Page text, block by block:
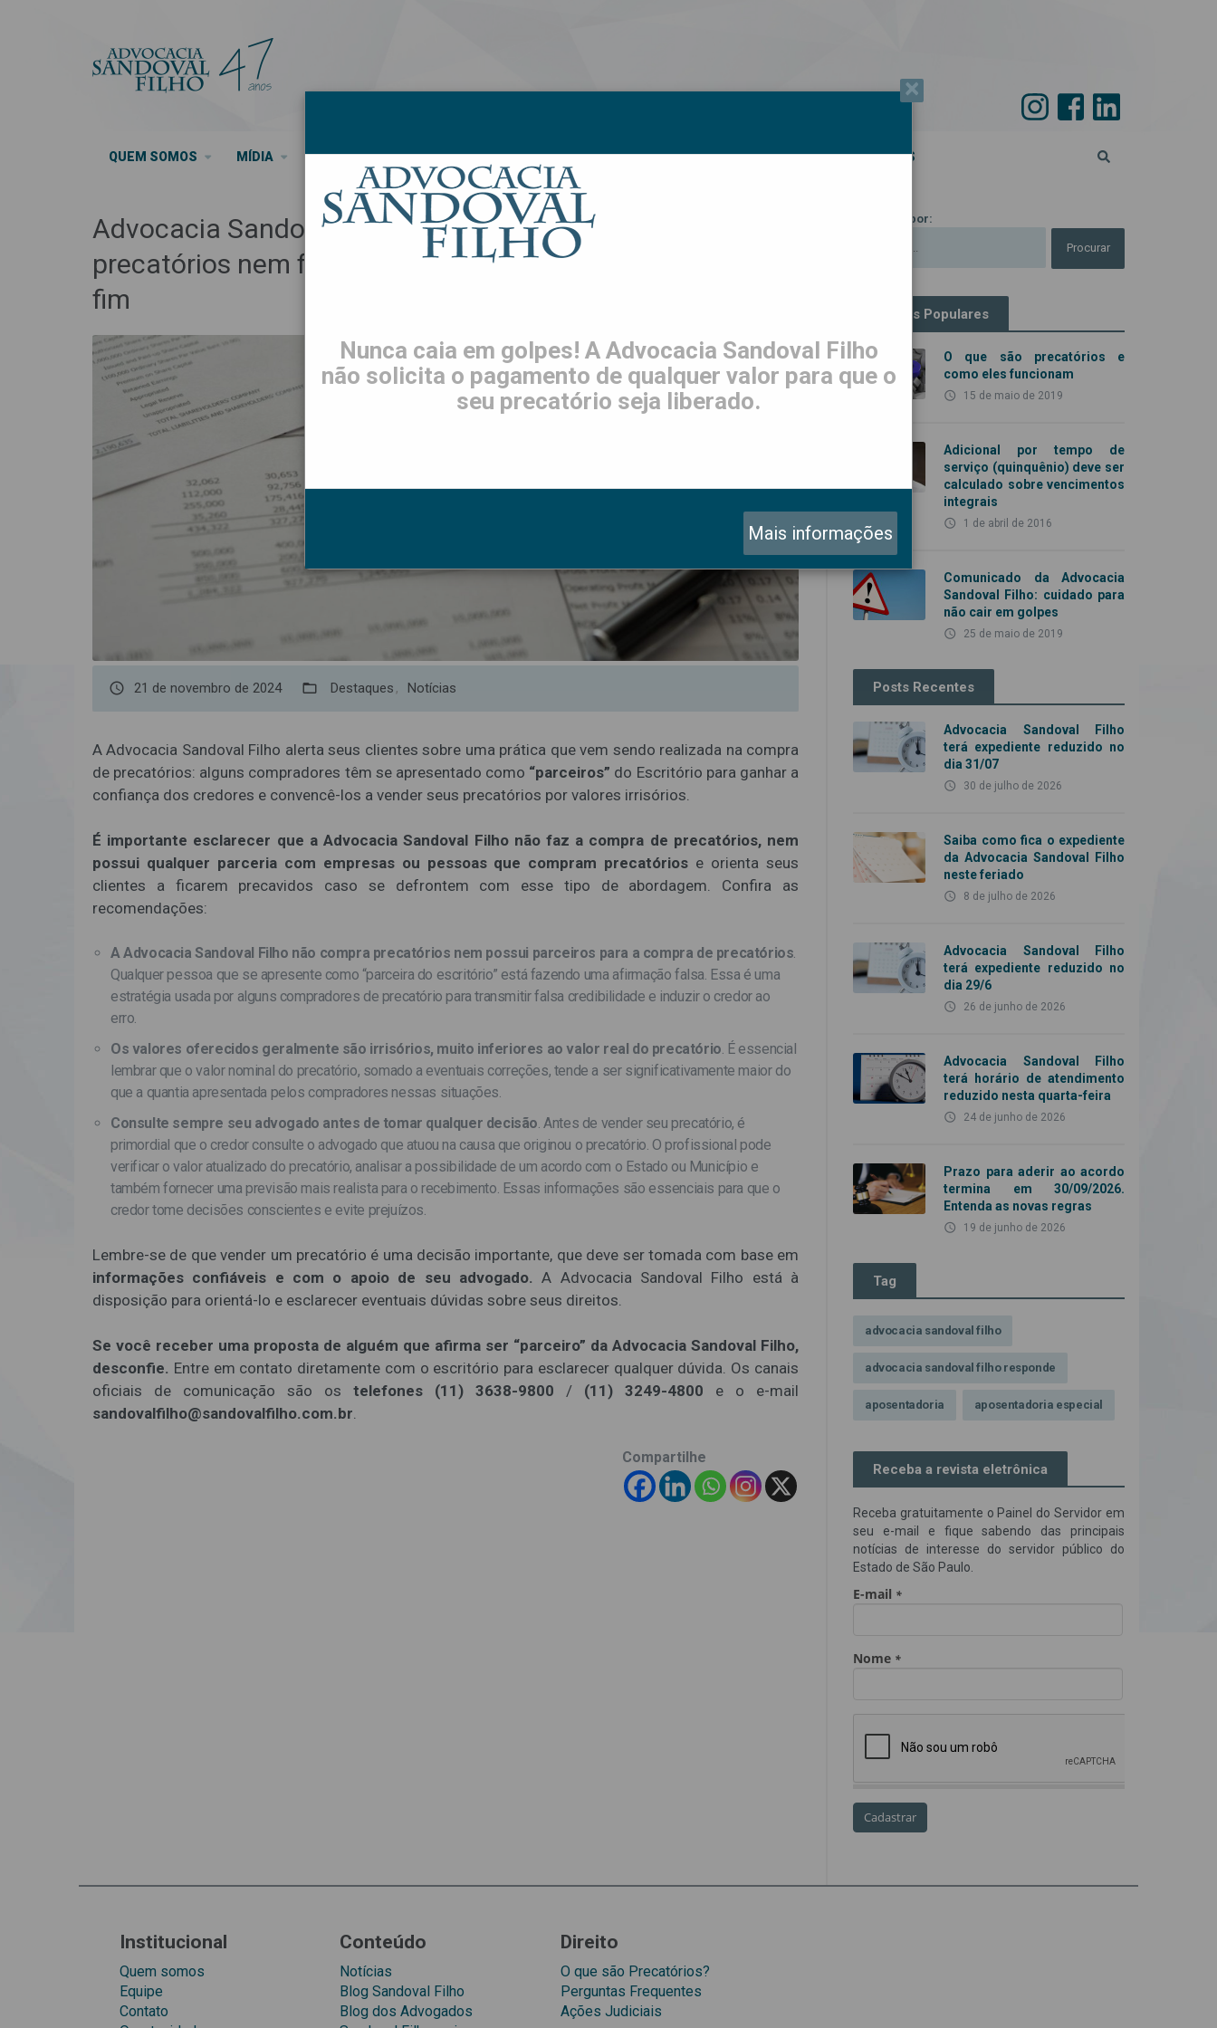
QUEM SOMOS MÍDIA SEUS DIREITOS LGPD TRABALHE CONOSCO CONTATO ESPECIAL 45 ANOS
Advocacia Sandoval Filho informa que não compra
precatórios nem faz parcerias com empresas para esse
fim
access_time 21 de novembro de 2024 folder_open Destaques Notícias
A Advocacia Sandoval Filho alerta seus clientes sobre uma prática que vem sendo realizada na compra
de precatórios: alguns compradores têm se apresentado como “parceiros” do Escritório para ganhar a
confiança dos credores e convencê-los a vender seus precatórios por valores irrisórios.
É importante esclarecer que a Advocacia Sandoval Filho não faz a compra de precatórios, nem
possui qualquer parceria com empresas ou pessoas que compram precatórios e orienta seus
clientes a ficarem precavidos caso se defrontem com esse tipo de abordagem. Confira as
recomendações:
A Advocacia Sandoval Filho não compra precatórios nem possui parceiros para a compra de precatórios.
Qualquer pessoa que se apresente como “parceira do escritório” está fazendo uma afirmação falsa. Essa é uma
estratégia usada por alguns compradores de precatório para transmitir falsa credibilidade e induzir o credor ao
erro.
Os valores oferecidos geralmente são irrisórios, muito inferiores ao valor real do precatório. É essencial
lembrar que o valor nominal do precatório, somado a eventuais correções, tende a ser significativamente maior do
que a quantia apresentada pelos compradores nessas situações.
Consulte sempre seu advogado antes de tomar qualquer decisão. Antes de vender seu precatório, é
primordial que o credor consulte o advogado que atuou na causa que originou o precatório. O profissional pode
verificar o valor atualizado do precatório, analisar a possibilidade de um acordo com o Estado ou Município e
também fornecer uma previsão mais realista para o recebimento. Essas informações são essenciais para que o
credor tome decisões conscientes e evite prejuízos.
Lembre-se de que vender um precatório é uma decisão importante, que deve ser tomada com base em
informações confiáveis e com o apoio de seu advogado. A Advocacia Sandoval Filho está à
disposição para orientá-lo e esclarecer eventuais dúvidas sobre seus direitos.
Se você receber uma proposta de alguém que afirma ser “parceiro” da Advocacia Sandoval Filho,
desconfie. Entre em contato diretamente com o escritório para esclarecer qualquer dúvida. Os canais
oficiais de comunicação são os telefones (11) 3638-9800 / (11) 3249-4800 e o e-mail
sandovalfilho@sandovalfilho.com.br
Compartilhe
Procurar por:
Artigos Populares
O que são precatórios e
como eles funcionam
access_time 15 de maio de 2019
Adicional por tempo de
serviço (quinquênio) deve ser
calculado sobre vencimentos
integrais
access_time 1 de abril de 2016
Comunicado da Advocacia
Sandoval Filho: cuidado para
não cair em golpes
access_time 25 de maio de 2019
Posts Recentes
Advocacia Sandoval Filho
terá expediente reduzido no
dia 31/07
access_time 30 de julho de 2026
Saiba como fica o expediente
da Advocacia Sandoval Filho
neste feriado
access_time 8 de julho de 2026
Advocacia Sandoval Filho
terá expediente reduzido no
dia 29/6
access_time 26 de junho de 2026
Advocacia Sandoval Filho
terá horário de atendimento
reduzido nesta quarta-feira
access_time 24 de junho de 2026
Prazo para aderir ao acordo
termina em 30/09/2026.
Entenda as novas regras
access_time 19 de junho de 2026
Tag
advocacia sandoval filho
advocacia sandoval filho responde
aposentadoria aposentadoria especial
Campanha contra assédio ilegal
Campanha da OAB SP CNJ
Comissão de Precatórios da OAB SP
credores prioritários
Dia dos Professores
golpe do precatório
golpes a credores
Messias Falleiros OAB SP OPV
Receba a revista eletrônica
Receba gratuitamente o Painel do Servidor em
seu e-mail e fique sabendo das principais
notícias de interesse do servidor público do
Estado de São Paulo.
Institucional
Quem somos
Equipe
Contato
Conteúdo
Notícias
Blog Sandoval Filho
Blog dos Advogados
Direito
O que são Precatórios?
Perguntas Frequentes
Ações Judiciais
×
Nunca caia em golpes! A Advocacia Sandoval Filho
não solicita o pagamento de qualquer valor para que o
seu precatório seja liberado.
Mais informações